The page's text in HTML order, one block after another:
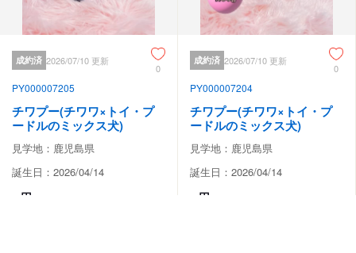
成約済 2026/07/10 更新
0
PY000007205
チワプー(チワワ×トイ・プ
ードルのミックス犬)
見学地：鹿児島県
誕生日：2026/04/14
円
成約済 2026/07/10 更新
0
PY000007204
チワプー(チワワ×トイ・プ
ードルのミックス犬)
見学地：鹿児島県
誕生日：2026/04/14
円